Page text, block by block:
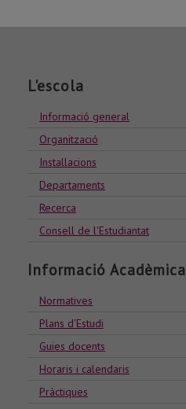
L'escola
Informació general
Organització
Installacions
Departaments
Recerca
Consell de l'Estudiantat
Informació Acadèmica
Normatives
Plans d'Estudi
Guies docents
Horaris i calendaris
Pràctiques